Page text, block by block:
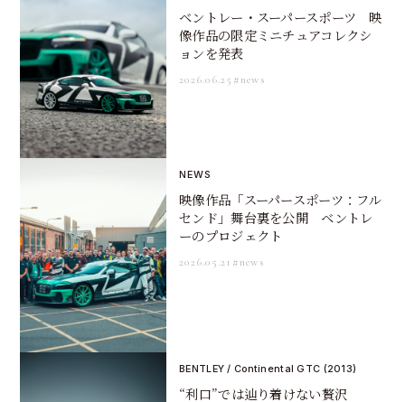
ベントレー・スーパースポーツ 映
像作品の限定ミニチュアコレクシ
ョンを発表
2026.06.25 #news
NEWS
映像作品「スーパースポーツ：フル
センド」舞台裏を公開 ベントレ
ーのプロジェクト
2026.05.21 #news
BENTLEY / Continental GTC (2013)
“利口”では辿り着けない贅沢